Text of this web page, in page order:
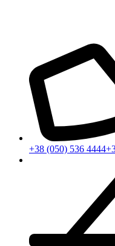
+38 (050) 536 4444